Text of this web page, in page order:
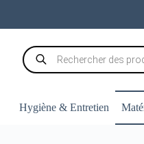
Recherche
de
produits
Hygiène & Entretien